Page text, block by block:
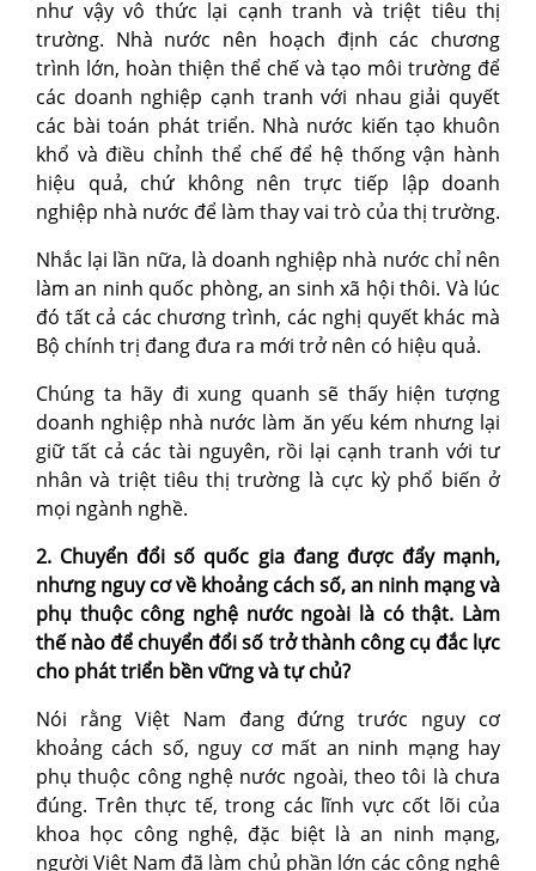
như vậy vô thức lại cạnh tranh và triệt tiêu thị
trường. Nhà nước nên hoạch định các chương
trình lớn, hoàn thiện thể chế và tạo môi trường để
các doanh nghiệp cạnh tranh với nhau giải quyết
các bài toán phát triển. Nhà nước kiến tạo khuôn
khổ và điều chỉnh thể chế để hệ thống vận hành
hiệu quả, chứ không nên trực tiếp lập doanh
nghiệp nhà nước để làm thay vai trò của thị trường.
Nhắc lại lần nữa, là doanh nghiệp nhà nước chỉ nên
làm an ninh quốc phòng, an sinh xã hội thôi. Và lúc
đó tất cả các chương trình, các nghị quyết khác mà
Bộ chính trị đang đưa ra mới trở nên có hiệu quả.
Chúng ta hãy đi xung quanh sẽ thấy hiện tượng
doanh nghiệp nhà nước làm ăn yếu kém nhưng lại
giữ tất cả các tài nguyên, rồi lại cạnh tranh với tư
nhân và triệt tiêu thị trường là cực kỳ phổ biến ở
mọi ngành nghề.
2. Chuyển đổi số quốc gia đang được đẩy mạnh,
nhưng nguy cơ về khoảng cách số, an ninh mạng và
phụ thuộc công nghệ nước ngoài là có thật. Làm
thế nào để chuyển đổi số trở thành công cụ đắc lực
cho phát triển bền vững và tự chủ?
Nói rằng Việt Nam đang đứng trước nguy cơ
khoảng cách số, nguy cơ mất an ninh mạng hay
phụ thuộc công nghệ nước ngoài, theo tôi là chưa
đúng. Trên thực tế, trong các lĩnh vực cốt lõi của
khoa học công nghệ, đặc biệt là an ninh mạng,
người Việt Nam đã làm chủ phần lớn các công nghệ